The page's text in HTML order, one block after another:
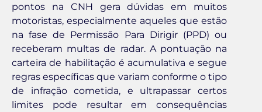
pontos na CNH gera dúvidas em muitos
motoristas, especialmente aqueles que estão
na fase de Permissão Para Dirigir (PPD) ou
receberam multas de radar. A pontuação na
carteira de habilitação é acumulativa e segue
regras específicas que variam conforme o tipo
de infração cometida, e ultrapassar certos
limites pode resultar em consequências